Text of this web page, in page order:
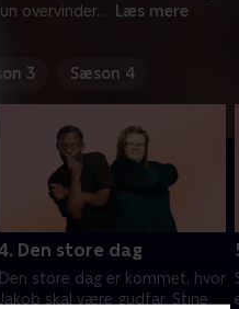
overvinder... Læs mere
3 Sæson 4
Den store dag
Den store dag er kommet, hvor
Jakob skal være gudfar. Stine